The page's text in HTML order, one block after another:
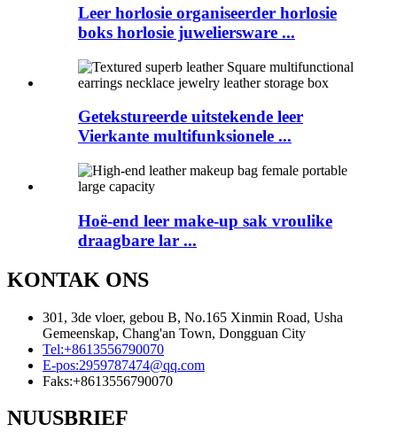
Leer horlosie organiseerder horlosie
boks horlosie juweliersware ...
Getekstureerde uitstekende leer
Vierkante multifunksionele ...
Hoë-end leer make-up sak vroulike
draagbare lar ...
KONTAK ONS
301, 3de vloer, gebou B, No.165 Xinmin Road, Usha
Gemeenskap, Chang'an Town, Dongguan City
Tel:+8613556790070
E-pos:2959787474@qq.com
Faks:+8613556790070
NUUSBRIEF